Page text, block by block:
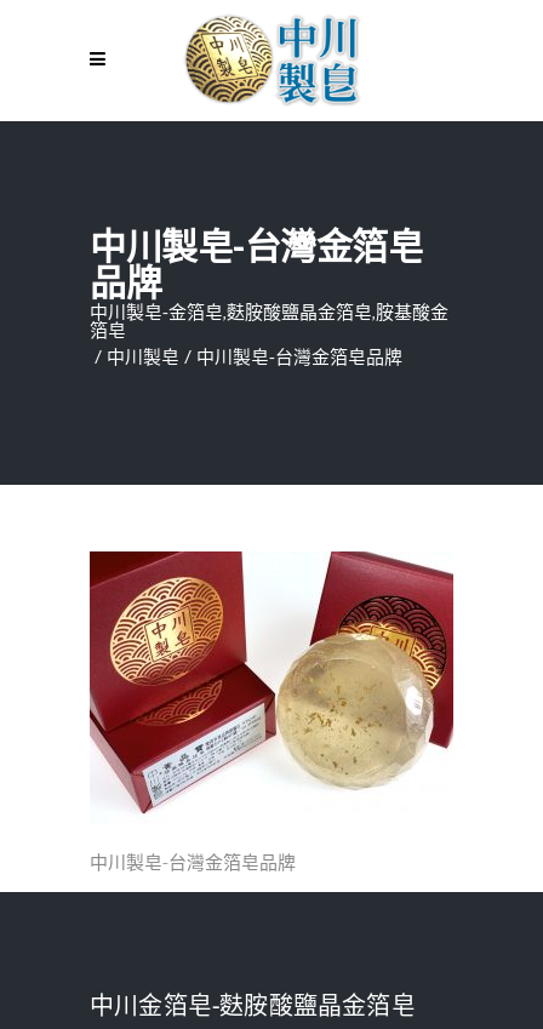
中川製皂-台灣金箔皂
品牌
中川製皂-金箔皂,麩胺酸鹽晶金箔皂,胺基酸金
箔皂
/ 中川製皂 / 中川製皂-台灣金箔皂品牌
中川製皂-台灣金箔皂品牌
中川金箔皂-麩胺酸鹽晶金箔皂